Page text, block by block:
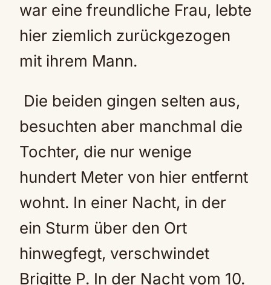
war eine freundliche Frau, lebte
hier ziemlich zurückgezogen
mit ihrem Mann.
Die beiden gingen selten aus,
besuchten aber manchmal die
Tochter, die nur wenige
hundert Meter von hier entfernt
wohnt. In einer Nacht, in der
ein Sturm über den Ort
hinwegfegt, verschwindet
Brigitte P. In der Nacht vom 10.